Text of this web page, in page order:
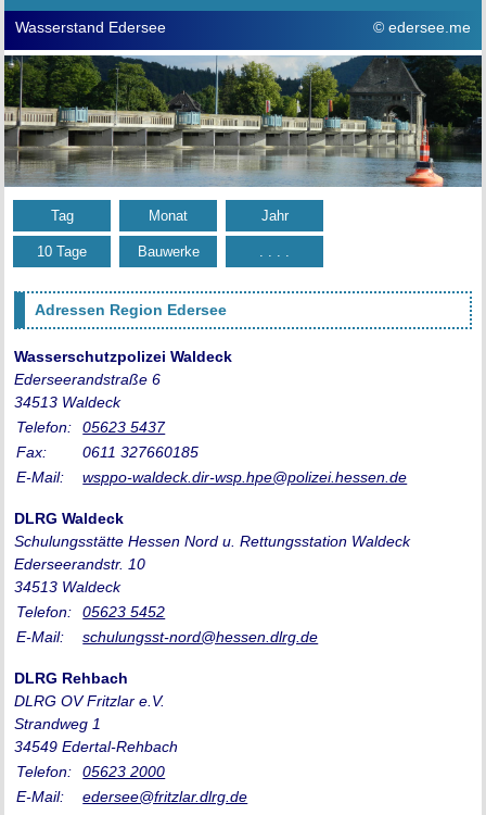
Wasserstand Edersee © edersee.me
Tag Monat Jahr
10 Tage Bauwerke . . . .
Adressen Region Edersee
Wasserschutzpolizei Waldeck
Ederseerandstraße 6
34513 Waldeck
Telefon:
05623 5437
Fax:
0611 327660185
E-Mail:
wsppo-waldeck.dir-wsp.hpe@polizei.hessen.de
DLRG Waldeck
Schulungsstätte Hessen Nord u. Rettungsstation Waldeck
Ederseerandstr. 10
34513 Waldeck
Telefon:
05623 5452
E-Mail:
schulungsst-nord@hessen.dlrg.de
DLRG Rehbach
DLRG OV Fritzlar e.V.
Strandweg 1
34549 Edertal-Rehbach
Telefon:
05623 2000
E-Mail:
edersee@fritzlar.dlrg.de